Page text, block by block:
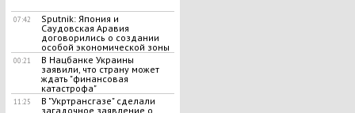
07:42
Sputnik: Япония и
Саудовская Аравия
договорились о создании
особой экономической зоны
00:21
В Нацбанке Украины
заявили, что страну может
ждать "финансовая
катастрофа"
11:25
В "Укртрансгазе" сделали
загадочное заявление о